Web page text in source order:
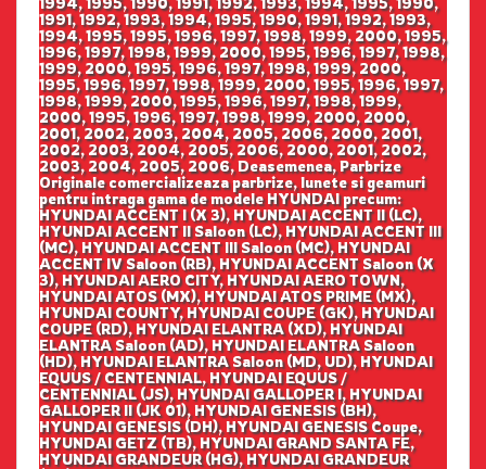
1994, 1995, 1990, 1991, 1992, 1993, 1994, 1995, 1990,
1991, 1992, 1993, 1994, 1995, 1990, 1991, 1992, 1993,
1994, 1995, 1995, 1996, 1997, 1998, 1999, 2000, 1995,
1996, 1997, 1998, 1999, 2000, 1995, 1996, 1997, 1998,
1999, 2000, 1995, 1996, 1997, 1998, 1999, 2000,
1995, 1996, 1997, 1998, 1999, 2000, 1995, 1996, 1997,
1998, 1999, 2000, 1995, 1996, 1997, 1998, 1999,
2000, 1995, 1996, 1997, 1998, 1999, 2000, 2000,
2001, 2002, 2003, 2004, 2005, 2006, 2000, 2001,
2002, 2003, 2004, 2005, 2006, 2000, 2001, 2002,
2003, 2004, 2005, 2006, Deasemenea, Parbrize
Originale comercializeaza parbrize, lunete si geamuri
pentru intraga gama de modele HYUNDAI precum:
HYUNDAI ACCENT I (X 3), HYUNDAI ACCENT II (LC),
HYUNDAI ACCENT II Saloon (LC), HYUNDAI ACCENT III
(MC), HYUNDAI ACCENT III Saloon (MC), HYUNDAI
ACCENT IV Saloon (RB), HYUNDAI ACCENT Saloon (X
3), HYUNDAI AERO CITY, HYUNDAI AERO TOWN,
HYUNDAI ATOS (MX), HYUNDAI ATOS PRIME (MX),
HYUNDAI COUNTY, HYUNDAI COUPE (GK), HYUNDAI
COUPE (RD), HYUNDAI ELANTRA (XD), HYUNDAI
ELANTRA Saloon (AD), HYUNDAI ELANTRA Saloon
(HD), HYUNDAI ELANTRA Saloon (MD, UD), HYUNDAI
EQUUS / CENTENNIAL, HYUNDAI EQUUS /
CENTENNIAL (JS), HYUNDAI GALLOPER I, HYUNDAI
GALLOPER II (JK 01), HYUNDAI GENESIS (BH),
HYUNDAI GENESIS (DH), HYUNDAI GENESIS Coupe,
HYUNDAI GETZ (TB), HYUNDAI GRAND SANTA FE,
HYUNDAI GRANDEUR (HG), HYUNDAI GRANDEUR